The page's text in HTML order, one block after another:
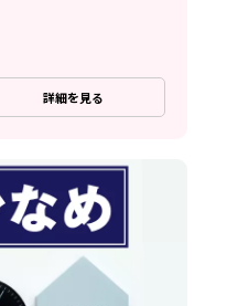
詳細を見る